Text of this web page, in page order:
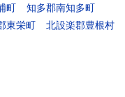
町
知多郡南知多町
東栄町
北設楽郡豊根村